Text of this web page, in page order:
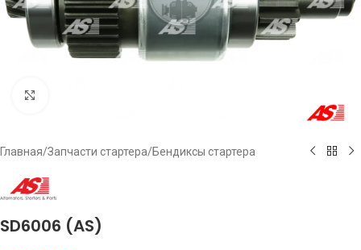
Главная/Запчасти стартера/Бендиксы стартера
SD6006 (AS)